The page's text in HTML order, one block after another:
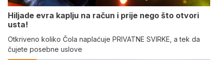
Hiljade evra kaplju na račun i prije nego što otvori
usta!
Otkriveno koliko Čola naplaćuje PRIVATNE SVIRKE, a tek da
čujete posebne uslove